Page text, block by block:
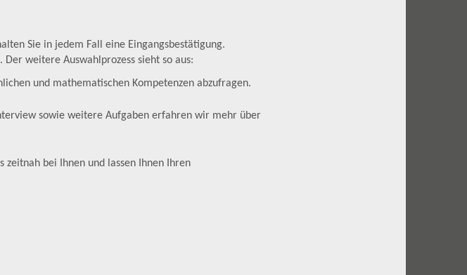
Sie in jedem Fall eine Eingangsbestätigung.
weitere Auswahlprozess sieht so aus:
und mathematischen Kompetenzen abzufragen.
sowie weitere Aufgaben erfahren wir mehr über
zeitnah bei Ihnen und lassen Ihnen Ihren